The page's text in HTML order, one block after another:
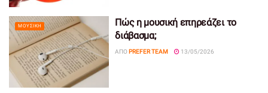
ΜΟΥΣΙΚΉ
Πώς η μουσική επηρεάζει το
διάβασμα;
ΑΠΌ PREFER TEAM 13/05/2026